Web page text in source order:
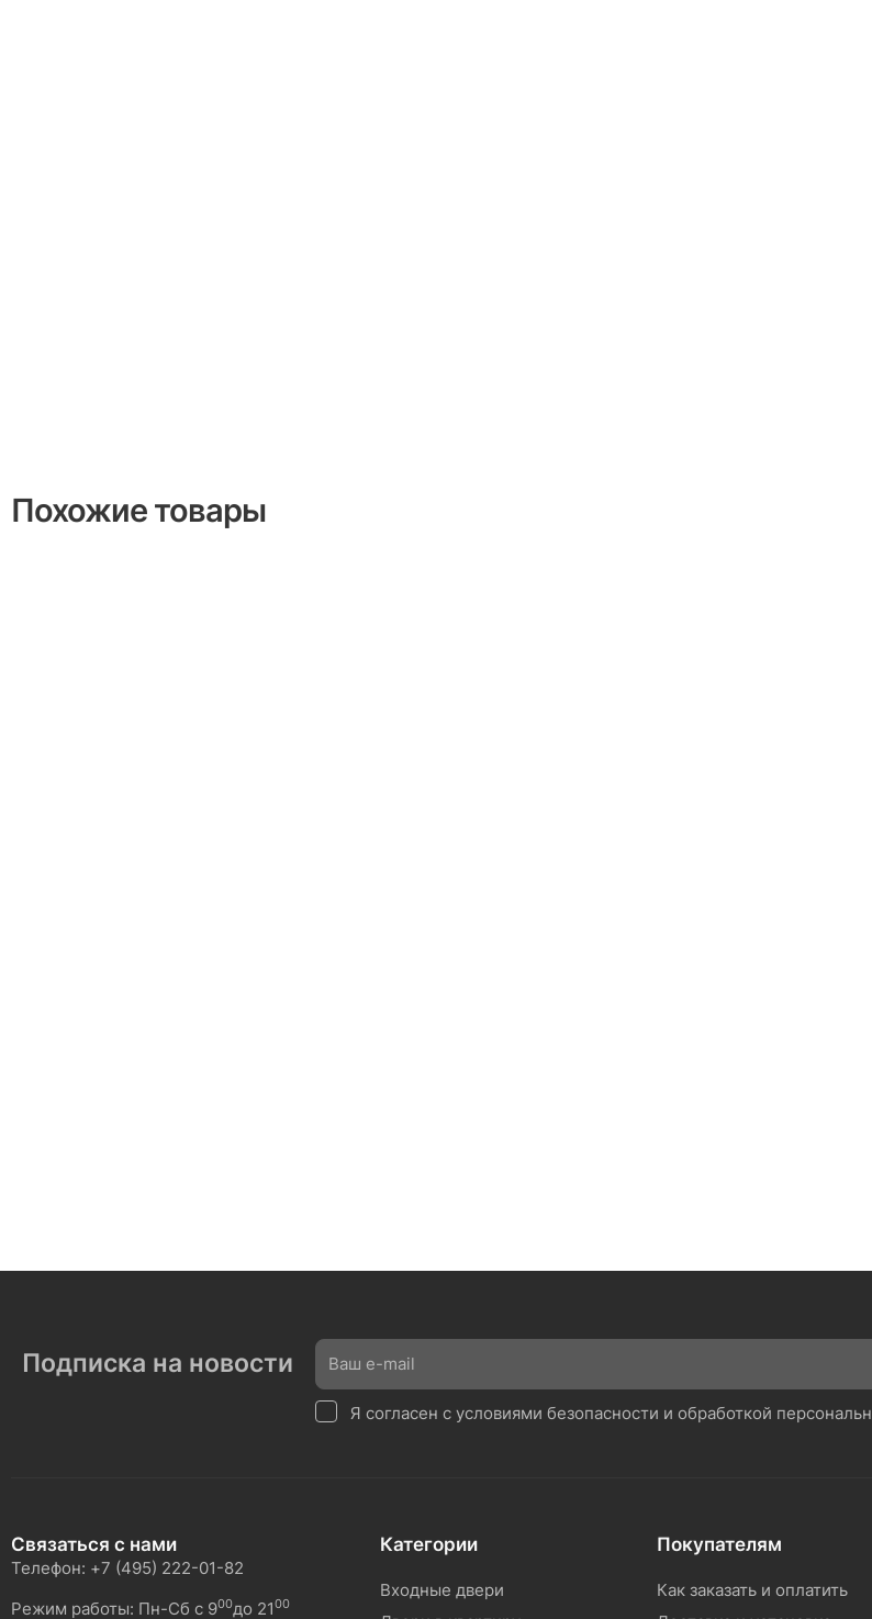
Похожие товары
Подписка на новости
Я согласен с условиями безопасности и обработкой
Связаться с нами
Телефон: +7 (495) 222-01-82
Режим работы: Пн-Сб с 900до 2100
Категории
Входные двери
Покупателям
Как заказать и оплатить